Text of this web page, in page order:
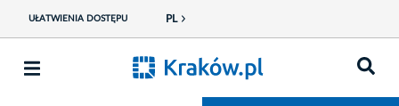
UŁATWIENIA DOSTĘPU PL